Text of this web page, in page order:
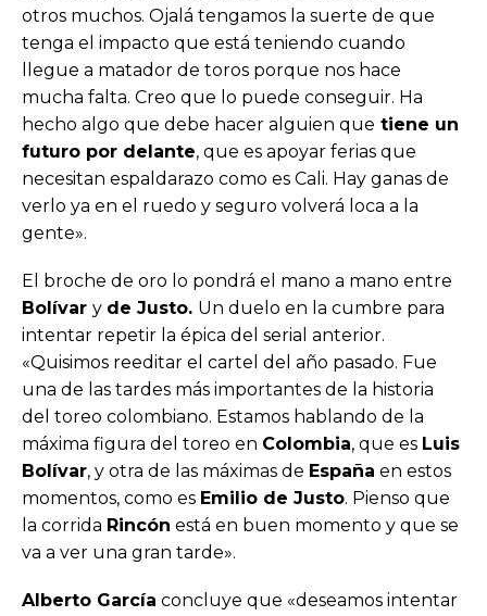
otros muchos. Ojalá tengamos la suerte de que
tenga el impacto que está teniendo cuando
llegue a matador de toros porque nos hace
mucha falta. Creo que lo puede conseguir. Ha
hecho algo que debe hacer alguien que tiene un
futuro por delante, que es apoyar ferias que
necesitan espaldarazo como es Cali. Hay ganas de
verlo ya en el ruedo y seguro volverá loca a la
gente».
El broche de oro lo pondrá el mano a mano entre
Bolívar y de Justo. Un duelo en la cumbre para
intentar repetir la épica del serial anterior.
«Quisimos reeditar el cartel del año pasado. Fue
una de las tardes más importantes de la historia
del toreo colombiano. Estamos hablando de la
máxima figura del toreo en Colombia, que es Luis
Bolívar, y otra de las máximas de España en estos
momentos, como es Emilio de Justo. Pienso que
la corrida Rincón está en buen momento y que se
va a ver una gran tarde».
Alberto García concluye que «deseamos intentar